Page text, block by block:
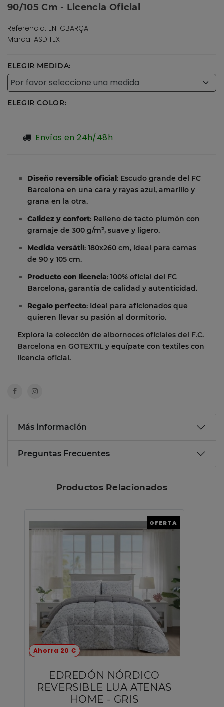
90/105 Cm - Licencia Oficial
Referencia: ENFCBARÇA
Marca: ASDITEX
ELEGIR MEDIDA:
ELEGIR COLOR:
Envíos en 24h/48h
Diseño reversible oficial: Escudo grande del FC
Barcelona en una cara y rayas azul, amarillo y
grana en la otra.
Calidez y confort: Relleno de tacto plumón con
gramaje de 300 g/m², suave y ligero.
Medida versátil: 180x260 cm, ideal para camas
de 90 y 105 cm.
Producto con licencia: 100% oficial del FC
Barcelona, garantía de calidad y autenticidad.
Regalo perfecto: Ideal para aficionados que
quieren llevar su pasión al dormitorio.
Explora la colección de albornoces oficiales del F.C.
Barcelona en GOTEXTILy equípate con textiles con
licencia oficial.
Más información
Preguntas Frecuentes
Productos Relacionados
Ahorra 20 €
OFERTA
EDREDÓN NÓRDICO
REVERSIBLE LUA ATENAS
HOME - GRIS